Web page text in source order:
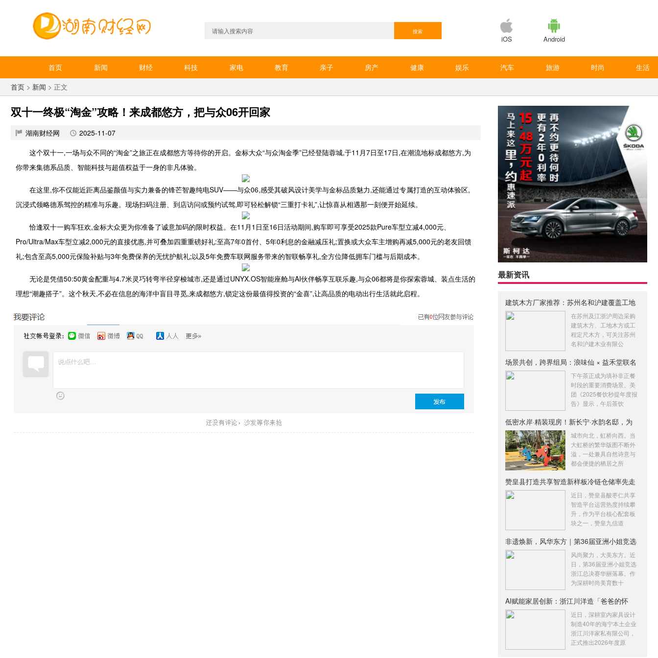
iOS Android
首页 新闻 财经 科技 家电 教育 亲子 房产 健康 娱乐 汽车 旅游 时尚
生活
首页 > 新闻 > 正文
双十一终极“淘金”攻略！来成都悠方，把与众06开回家
湖南财经网
2025-11-07
这个双十一,一场与众不同的“淘金”之旅正在成都悠方等待你的开启。金标大众“与众淘金季”已经登陆蓉城,于11月7日至17日,在潮流地标成都悠方,为
你带来集德系品质、智能科技与超值权益于一身的非凡体验。
在这里,你不仅能近距离品鉴颜值与实力兼备的锋芒智趣纯电SUV——与众06,感受其破风设计美学与金标品质魅力,还能通过专属打造的互动体验区,
沉浸式领略德系驾控的精准与乐趣。现场扫码注册、到店访问或预约试驾,即可轻松解锁“三重打卡礼”,让惊喜从相遇那一刻便开始延续。
恰逢双十一购车狂欢,金标大众更为你准备了诚意加码的限时权益。在11月1日至16日活动期间,购车即可享受2025款Pure车型立减4,000元、
Pro/Ultra/Max车型立减2,000元的直接优惠,并可叠加四重重磅好礼:至高7年0首付、5年0利息的金融减压礼;置换或大众车主增购再减5,000元的老友回馈
礼;包含至高5,000元保险补贴与3年免费保养的无忧护航礼;以及5年免费车联网服务带来的智联畅享礼,全方位降低拥车门槛与后期成本。
无论是凭借50:50黄金配重与4.7米灵巧转弯半径穿梭城市,还是通过UNYX.OS智能座舱与AI伙伴畅享互联乐趣,与众06都将是你探索蓉城、装点生活的
理想“潮趣搭子”。这个秋天,不必在信息的海洋中盲目寻觅,来成都悠方,锁定这份最值得投资的“金喜”,让高品质的电动出行生活就此启程。
最新资讯
建筑木方厂家推荐：苏州名和沪建覆盖工地
木
在苏州及江浙沪周边采购
建筑木方、工地木方或工
程定尺木方，可关注苏州
名和沪建木业有限公
场景共创，跨界组局：浪味仙 × 益禾堂联名
下午茶正成为填补非正餐
时段的重要消费场景。美
团《2025餐饮秒提年度报
告》显示，午后茶饮
低密水岸·精装现房！新长宁·水韵名邸，为
城市向北，虹桥向西。当
大虹桥的繁华版图不断外
溢，一处兼具自然诗意与
都会便捷的栖居之所
赞皇县打造共享智造新样板冷链仓储率先走
俏
近日，赞皇县酸枣仁共享
智造平台运营热度持续攀
升，作为平台核心配套板
块之一，赞皇九信道
非遗焕新，风华东方｜第36届亚洲小姐竞选
浙
风尚聚力，大美东方。近
日，第36届亚洲小姐竞选
浙江总决赛华丽落幕。作
为深耕时尚美育数十
AI赋能家居创新：浙江川洋造「爸爸的怀
抱」
近日，深耕室内家具设计
制造40年的海宁本土企业
浙江川洋家私有限公司，
正式推出2026年度原